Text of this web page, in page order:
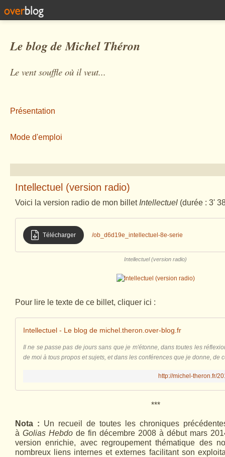
Le blog de Michel Théron
Le vent souffle où il veut...
Présentation
Mode d'emploi
Intellectuel (version radio)
Voici la version radio de mon billet Intellectuel (durée : 3'
Télécharger /ob_d6d19e_intellectuel-8e-serie
Intellectuel (version radio)
Pour lire le texte de ce billet, cliquer ici :
Intellectuel - Le blog de michel.theron.over-blog.fr
Il ne se passe pas de jours sans que je m'étonne, dans toutes les
de moi à tous propos et sujets, et dans les conférences que je donne, de
http://michel-theron.fr/
***
Nota : Un recueil de toutes les chroniques
à Golias Hebdo de fin décembre 2008 à début mars
version enrichie, avec regroupement thématique des
nombreux liens internes et externes facilitant son